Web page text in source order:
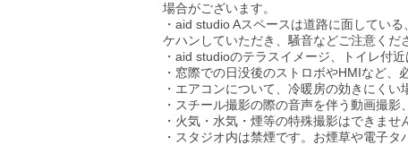
場合がございます。
・aid studio Aスペースは道路に面してい
ケハンしていただき、騒音などご注意くだ
・aid studioのテラスイメージ 、トイレ付
・窓際での日没後のストロボやHMIなど、
・エアコンについて、冷暖房の効きにく
・スチール撮影の際の音声を伴う動画撮
・火気・水気・煙等の特殊撮影はできま
・スタジオ内は禁煙です。お煙草や電子タ